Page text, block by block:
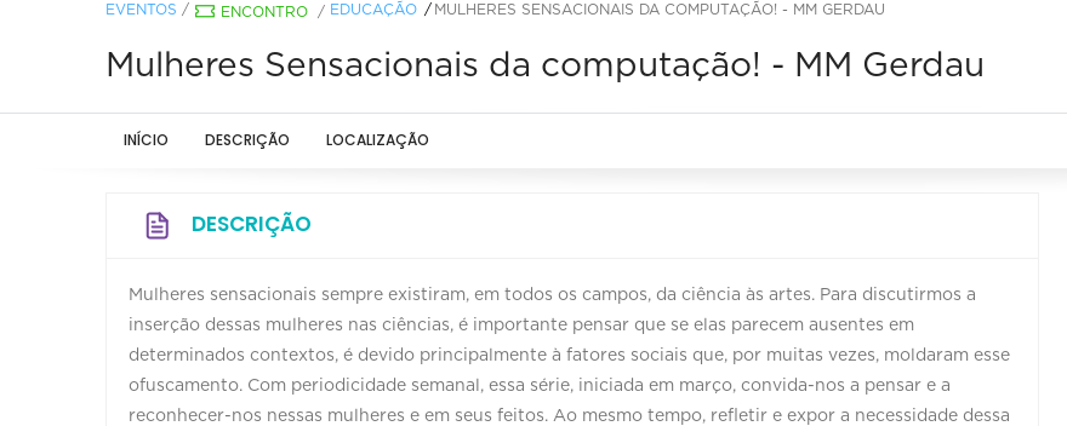
EVENTOS / ENCONTRO / EDUCAÇÃO MULHERES SENSACIONAIS DA COMPUTAÇÃO! - MM GERDAU
Mulheres Sensacionais da computação! - MM Gerdau
INÍCIO DESCRIÇÃO LOCALIZAÇÃO
DESCRIÇÃO
Mulheres sensacionais sempre existiram, em todos os campos, da ciência às artes. Para discutirmos a
inserção dessas mulheres nas ciências, é importante pensar que se elas parecem ausentes em
determinados contextos, é devido principalmente à fatores sociais que, por muitas vezes, moldaram esse
ofuscamento. Com periodicidade semanal, essa série, iniciada em março, convida-nos a pensar e a
reconhecer-nos nessas mulheres e em seus feitos. Ao mesmo tempo, refletir e expor a necessidade dessa